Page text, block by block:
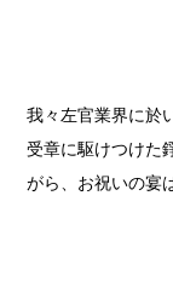
我々左官業界に於
受章に駆けつけた
がら、お祝いの宴